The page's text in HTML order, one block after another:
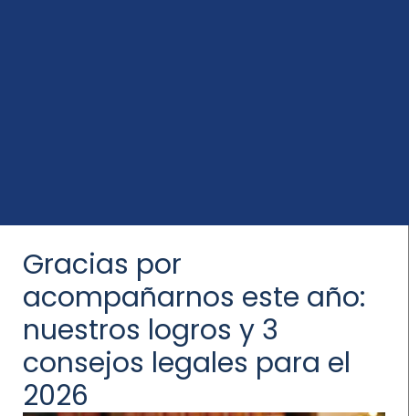
Gracias por
acompañarnos este año:
nuestros logros y 3
consejos legales para el
2026